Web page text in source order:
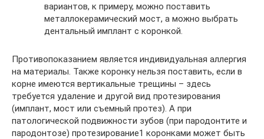
вариантов, к примеру, можно поставить
металлокерамический мост, а можно выбрать
дентальный имплант с коронкой.
Противопоказанием является индивидуальная аллергия
на материалы. Также коронку нельзя поставить, если в
корне имеются вертикальные трещины – здесь
требуется удаление и другой вид протезирования
(имплант, мост или съемный протез). А при
патологической подвижности зубов (при пародонтите и
пародонтозе) протезирование1 коронками может быть